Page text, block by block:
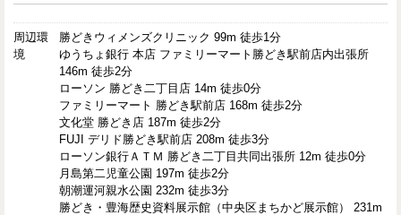
周辺環
境
勝どきウィメンズクリニック 99m 徒歩1分
ゆうちょ銀行 本店 ファミリーマート勝どき駅前店内出張所
146m 徒歩2分
ローソン 勝どき二丁目店 14m 徒歩0分
ファミリーマート 勝どき駅前店 168m 徒歩2分
文化堂 勝どき店 187m 徒歩2分
FUJI デリド勝どき駅前店 208m 徒歩3分
ローソン銀行ＡＴＭ 勝どき二丁目共同出張所 12m 徒歩0分
月島第二児童公園 197m 徒歩2分
朝潮運河親水公園 232m 徒歩3分
勝どき・豊海歴史資料展示館（中央区まちかど展示館） 231m